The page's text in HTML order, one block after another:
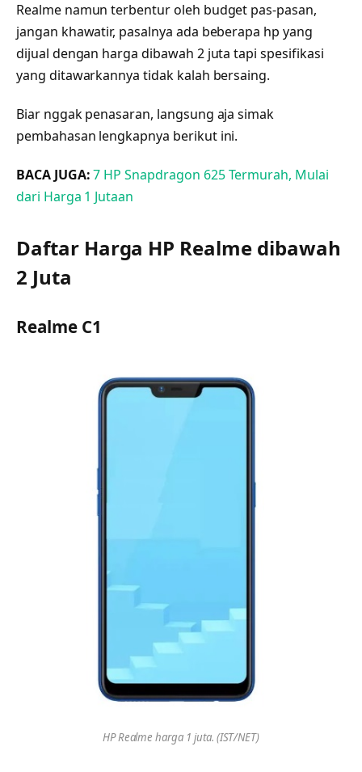
Realme namun terbentur oleh budget pas-pasan,
jangan khawatir, pasalnya ada beberapa hp yang
dijual dengan harga dibawah 2 juta tapi spesifikasi
yang ditawarkannya tidak kalah bersaing.
Biar nggak penasaran, langsung aja simak
pembahasan lengkapnya berikut ini.
BACA JUGA: 7 HP Snapdragon 625 Termurah, Mulai
dari Harga 1 Jutaan
Daftar Harga HP Realme dibawah
2 Juta
Realme C1
HP Realme harga 1 juta. (IST/NET)